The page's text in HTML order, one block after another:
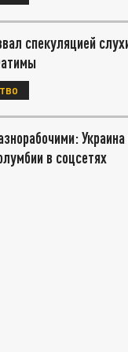
спекуляцией
в соцсетях